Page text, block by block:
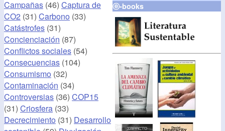
Campañas (46) Captura de
CO2 (31) Carbono (33)
Catástrofes (31)
Concienciación (87)
Conflictos sociales (54)
Consecuencias (104)
Consumismo (32)
Contaminación (34)
Controversias (36) COP15
(31) Criosfera (33)
Decrecimiento (31) Desarrollo
ⓔ-books